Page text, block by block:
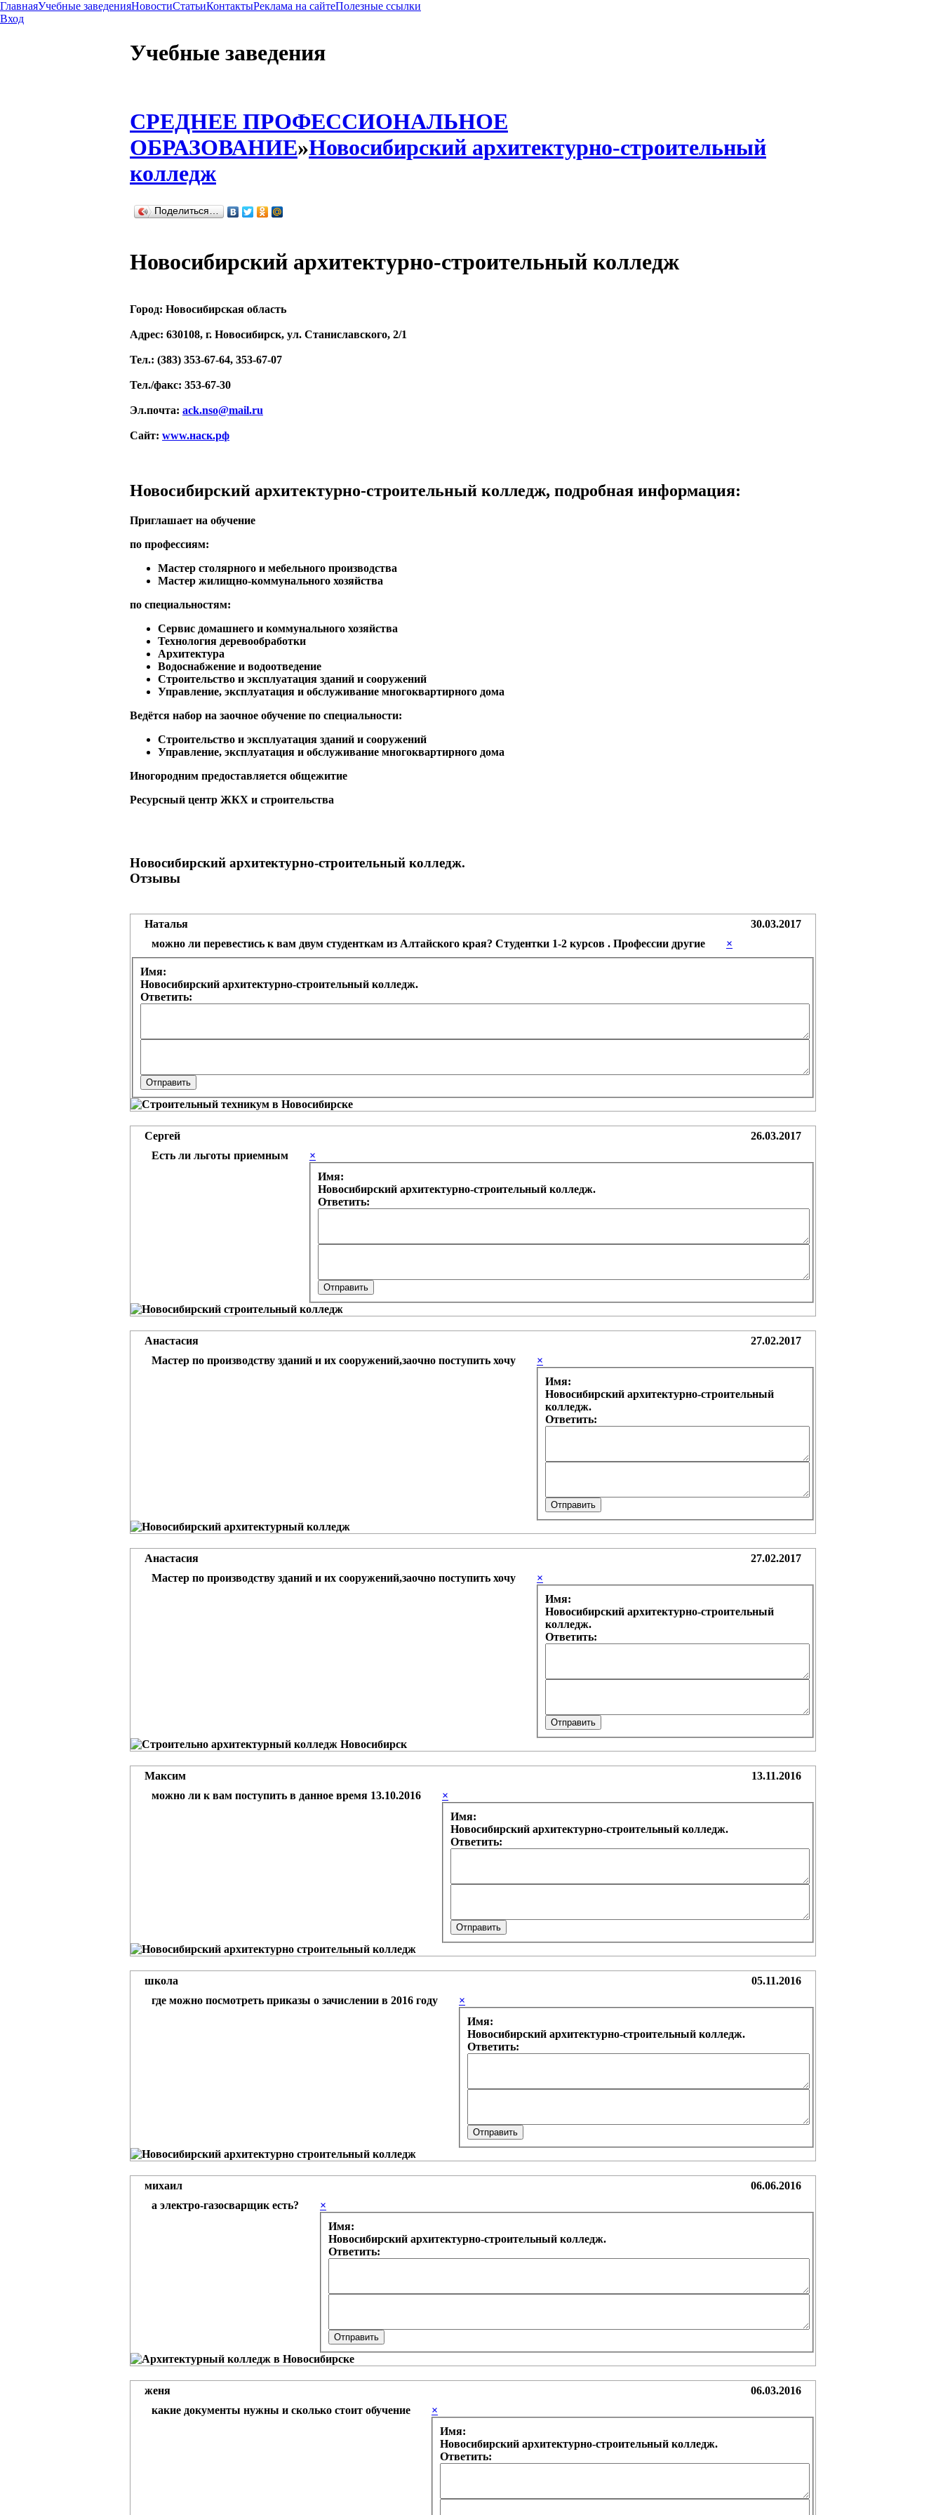
ГлавнаяУчебные заведенияНовостиСтатьиКонтактыРеклама на сайтеПолезные ссылки
Вход
Учебные заведения
СРЕДНЕЕ ПРОФЕССИОНАЛЬНОЕ
ОБРАЗОВАНИЕ»Новосибирский архитектурно-строительный
колледж
Поделиться…
Новосибирский архитектурно-строительный колледж
Город: Новосибирская область
Адрес: 630108, г. Новосибирск, ул. Станиславского, 2/1
Тел.: (383) 353-67-64, 353-67-07
Тел./факс: 353-67-30
Эл.почта: ack.nso@mail.ru
Сайт: www.наск.рф
Новосибирский архитектурно-строительный колледж, подробная информация:
Приглашает на обучение
по профессиям:
Мастер столярного и мебельного производства
Мастер жилищно-коммунального хозяйства
по специальностям:
Сервис домашнего и коммунального хозяйства
Технология деревообработки
Архитектура
Водоснабжение и водоотведение
Строительство и эксплуатация зданий и сооружений
Управление, эксплуатация и обслуживание многоквартирного дома
Ведётся набор на заочное обучение по специальности:
Строительство и эксплуатация зданий и сооружений
Управление, эксплуатация и обслуживание многоквартирного дома
Иногородним предоставляется общежитие
Ресурсный центр ЖКХ и строительства
Новосибирский архитектурно-строительный колледж.
Отзывы
Наталья
30.03.2017
можно ли перевестись к вам двум студенткам из Алтайского края? Студентки 1-2 курсов . Профессии другие
×
Имя:
Новосибирский архитектурно-строительный колледж.
Ответить:
Сергей
26.03.2017
Есть ли льготы приемным
×
Имя:
Новосибирский архитектурно-строительный колледж.
Ответить:
Анастасия
27.02.2017
Мастер по производству зданий и их сооружений,заочно поступить хочу
×
Имя:
Новосибирский архитектурно-строительный
колледж.
Ответить:
Анастасия
27.02.2017
Мастер по производству зданий и их сооружений,заочно поступить хочу
×
Имя:
Новосибирский архитектурно-строительный
колледж.
Ответить:
Максим
13.11.2016
можно ли к вам поступить в данное время 13.10.2016
×
Имя:
Новосибирский архитектурно-строительный колледж.
Ответить:
школа
05.11.2016
где можно посмотреть приказы о зачислении в 2016 году
×
Имя:
Новосибирский архитектурно-строительный колледж.
Ответить:
михаил
06.06.2016
а электро-газосварщик есть?
×
Имя:
Новосибирский архитектурно-строительный колледж.
Ответить:
женя
06.03.2016
какие документы нужны и сколько стоит обучение
×
Имя:
Новосибирский архитектурно-строительный колледж.
Ответить: